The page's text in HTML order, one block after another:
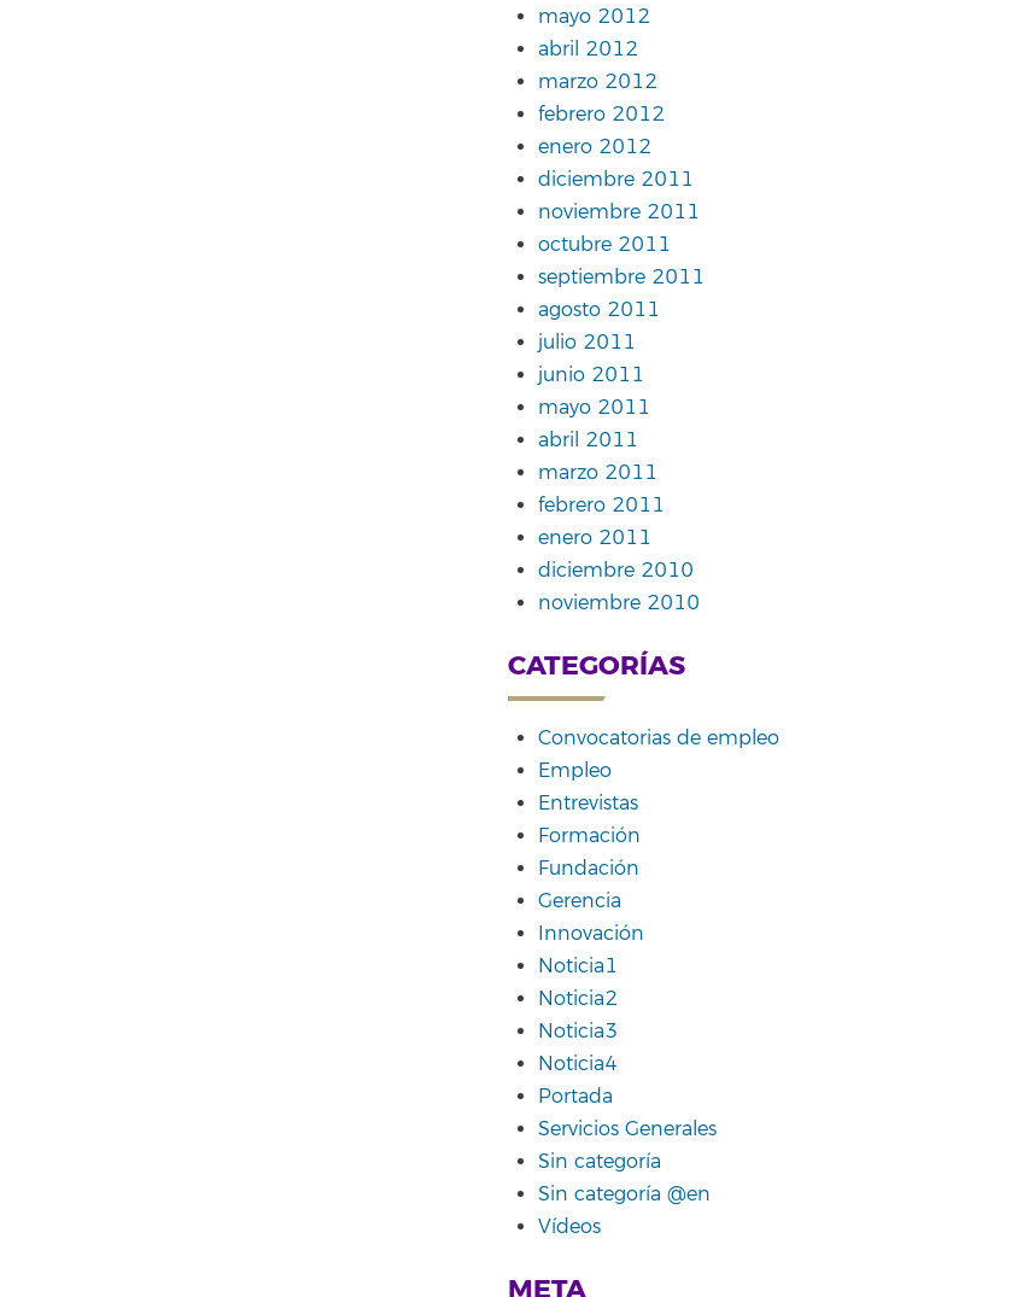
mayo 2012
abril 2012
marzo 2012
febrero 2012
enero 2012
diciembre 2011
noviembre 2011
octubre 2011
septiembre 2011
agosto 2011
julio 2011
junio 2011
mayo 2011
abril 2011
marzo 2011
febrero 2011
enero 2011
diciembre 2010
noviembre 2010
CATEGORÍAS
Convocatorias de empleo
Empleo
Entrevistas
Formación
Fundación
Gerencia
Innovación
Noticia1
Noticia2
Noticia3
Noticia4
Portada
Servicios Generales
Sin categoría
Sin categoría @en
Vídeos
META